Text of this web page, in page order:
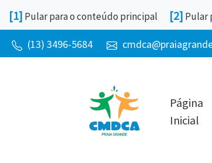
[1] Atalho: Alt+1 -
Pular para o conteúdo principal [2] Pular
Telefone:
(13) 3496-5684 E-mail:
Página
Inicial